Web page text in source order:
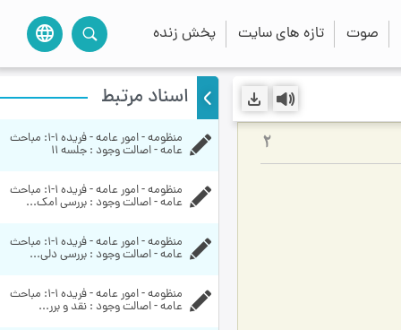
صوت تازه های سایت پخش زنده language
2
اسناد مرتبط
عامه - اصالت وجود : جلسه ۱۱
عامه - اصالت وجود : بررسی امک...
عامه - اصالت وجود : بررسی دلی...
عامه - اصالت وجود : نقد و برر...